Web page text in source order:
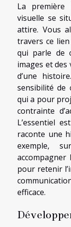
La première
visuelle se
attire. Vous
travers ce lien
qui parle de
images et des
d’une
sensibilité de
qui a pour
contrainte
L’essentiel
raconte une
exemple,
accompagner
pour retenir
efficace.